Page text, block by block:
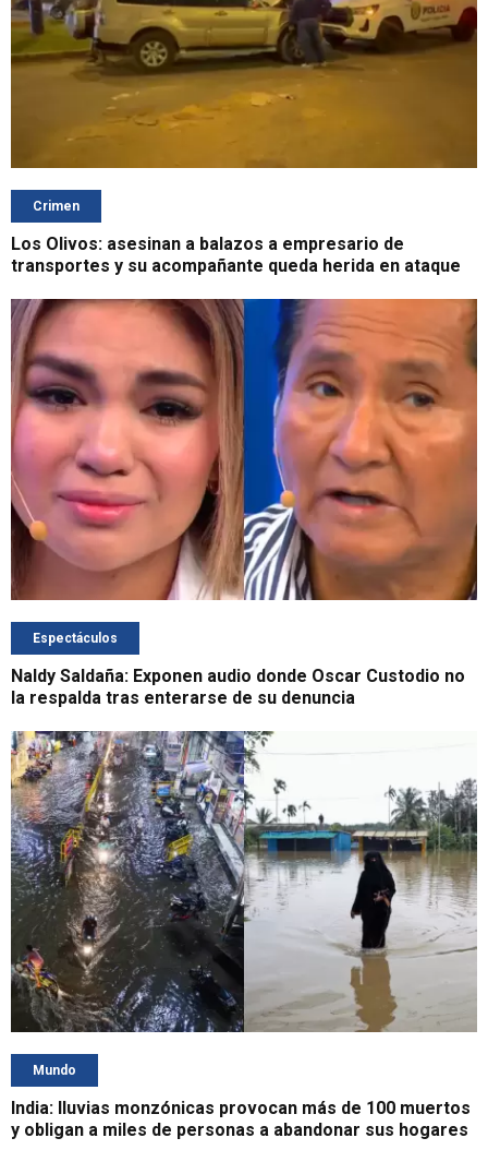
Crimen
Los Olivos: asesinan a balazos a empresario de
transportes y su acompañante queda herida en ataque
Espectáculos
Naldy Saldaña: Exponen audio donde Oscar Custodio no
la respalda tras enterarse de su denuncia
Mundo
India: lluvias monzónicas provocan más de 100 muertos
y obligan a miles de personas a abandonar sus hogares